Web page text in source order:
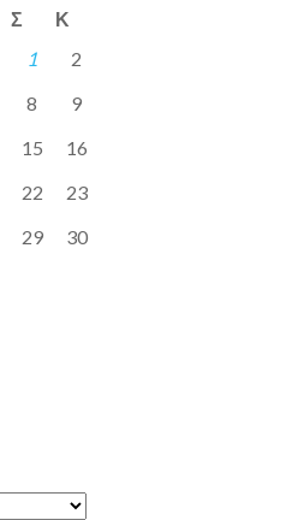
Σ Κ
1
2
8
9
15
16
22
23
29
30